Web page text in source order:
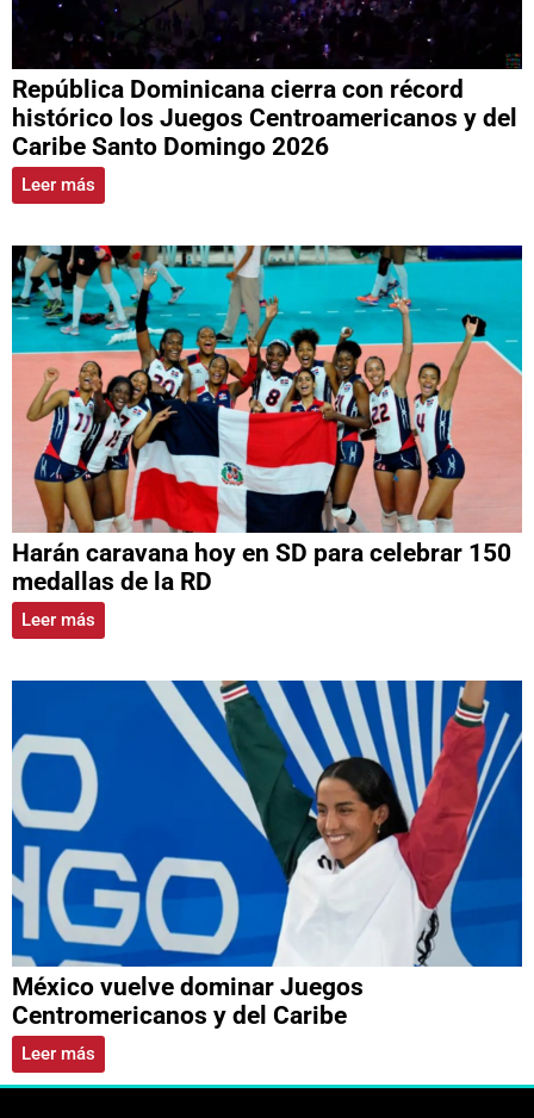
República Dominicana cierra con récord
histórico los Juegos Centroamericanos y del
Caribe Santo Domingo 2026
Leer más
Harán caravana hoy en SD para celebrar 150
medallas de la RD
Leer más
México vuelve dominar Juegos
Centromericanos y del Caribe
Leer más